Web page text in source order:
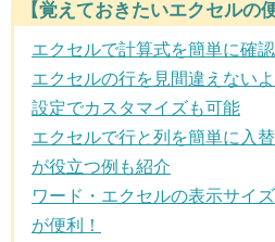
【覚えておきたいエクセルの
エクセルで計算式を簡単に確
エクセルの行を見間違えない
設定でカスタマイズも可能
エクセルで行と列を簡単に入
が役立つ例も紹介
ワード・エクセルの表示サイ
が便利！